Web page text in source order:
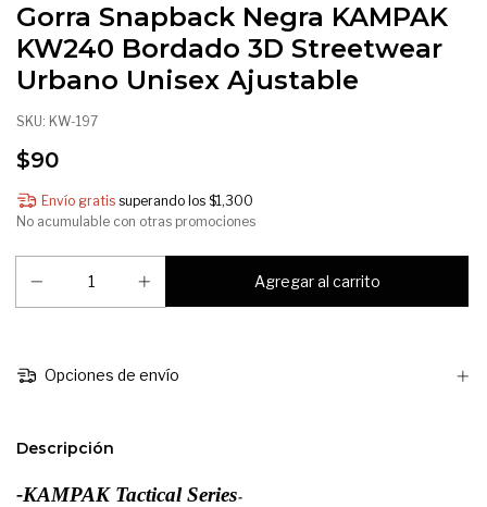
Gorra Snapback Negra KAMPAK
KW240 Bordado 3D Streetwear
Urbano Unisex Ajustable
SKU: KW-197
$90
Envío gratis superando los $1,300
No acumulable con otras promociones
Opciones de envío
Descripción
-KAMPAK Tactical Series-